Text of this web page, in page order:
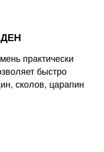
практически
быстро
сколов, царапин